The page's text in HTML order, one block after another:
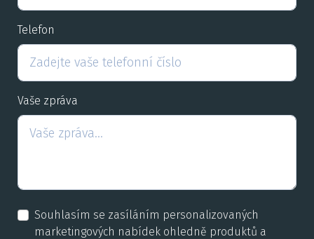
Telefon
Vaše zpráva
Souhlasím se zasíláním personalizovaných
marketingových nabídek ohledně produktů a